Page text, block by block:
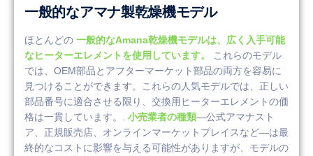
一般的なアマナ製乾燥機モデル
ほとんどの 一般的なAmana乾燥機モデルは、広く入手可能
なヒーターエレメントを使用しています。
これらのモデル
では、OEM部品とアフターマーケット部品の両方を容易に
見つけることができます。これらの人気モデルでは、正しい
部品番号に適合させる限り、交換用ヒーターエレメントの価
格は一貫しています。. 小売業者の種類—公式アマナスト
ア、正規販売店、オンラインマーケットプレイスなど—は最
終的なコストに影響を与える可能性がありますが、モデルの